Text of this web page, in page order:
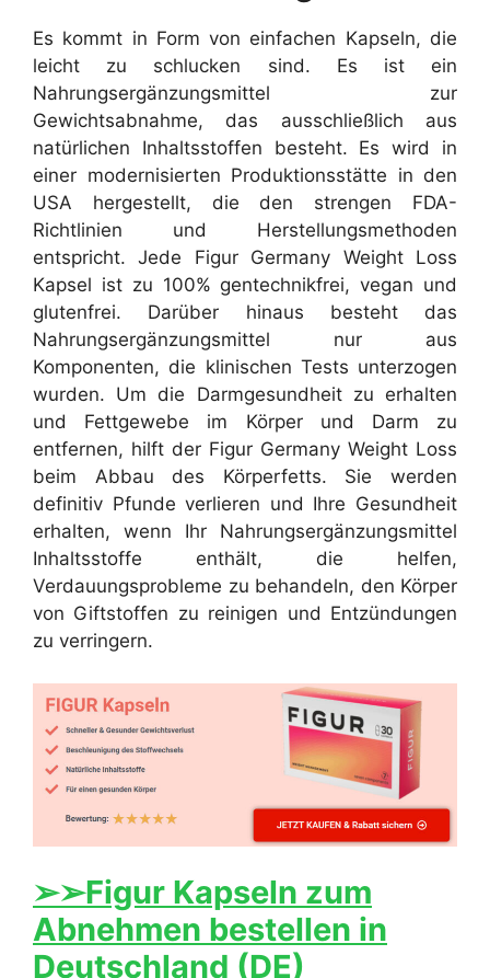
Es kommt in Form von einfachen Kapseln, die
leicht zu schlucken sind. Es ist ein
Nahrungsergänzungsmittel zur
Gewichtsabnahme, das ausschließlich aus
natürlichen Inhaltsstoffen besteht. Es wird in
einer modernisierten Produktionsstätte in den
USA hergestellt, die den strengen FDA-
Richtlinien und Herstellungsmethoden
entspricht. Jede Figur Germany Weight Loss
Kapsel ist zu 100% gentechnikfrei, vegan und
glutenfrei. Darüber hinaus besteht das
Nahrungsergänzungsmittel nur aus
Komponenten, die klinischen Tests unterzogen
wurden. Um die Darmgesundheit zu erhalten
und Fettgewebe im Körper und Darm zu
entfernen, hilft der Figur Germany Weight Loss
beim Abbau des Körperfetts. Sie werden
definitiv Pfunde verlieren und Ihre Gesundheit
erhalten, wenn Ihr Nahrungsergänzungsmittel
Inhaltsstoffe enthält, die helfen,
Verdauungsprobleme zu behandeln, den Körper
von Giftstoffen zu reinigen und Entzündungen
zu verringern.
➢➢Figur Kapseln zum
Abnehmen bestellen in
Deutschland (DE)